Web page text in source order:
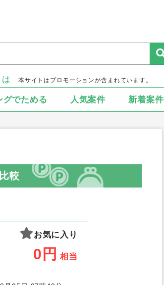
本サイトはプロモーションが含まれています。
グでためる 人気案件 新着案件
較
お気に入り
0 円 相当